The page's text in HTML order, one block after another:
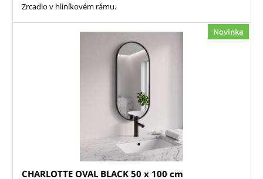
Zrcadlo v hliníkovém rámu.
Novinka
CHARLOTTE OVAL BLACK 50 x 100 cm